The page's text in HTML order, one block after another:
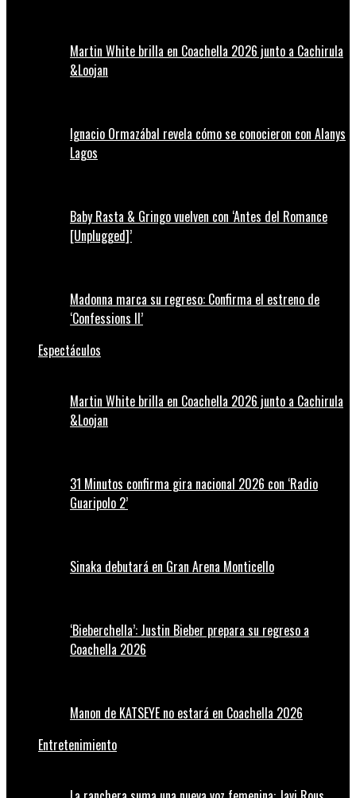
Martin White brilla en Coachella 2026 junto a Cachirula
&Loojan
Ignacio Ormazábal revela cómo se conocieron con Alanys
Lagos
Baby Rasta & Gringo vuelven con ‘Antes del Romance
[Unplugged]’
Madonna marca su regreso: Confirma el estreno de
‘Confessions II’
Espectáculos
Martin White brilla en Coachella 2026 junto a Cachirula
&Loojan
31 Minutos confirma gira nacional 2026 con ‘Radio
Guaripolo 2’
Sinaka debutará en Gran Arena Monticello
‘Bieberchella’: Justin Bieber prepara su regreso a
Coachella 2026
Manon de KATSEYE no estará en Coachella 2026
Entretenimiento